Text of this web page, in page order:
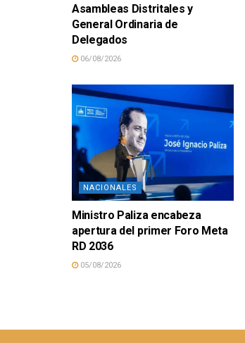
Asambleas Distritales y
General Ordinaria de
Delegados
06/08/2026
NACIONALES
Ministro Paliza encabeza
apertura del primer Foro Meta
RD 2036
05/08/2026